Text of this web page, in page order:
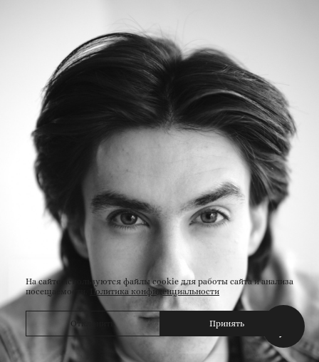
На сайте используются файлы cookie для работы сайта и анализа
посещаемости.
Политика конфиденциальности
Отклонить Принять